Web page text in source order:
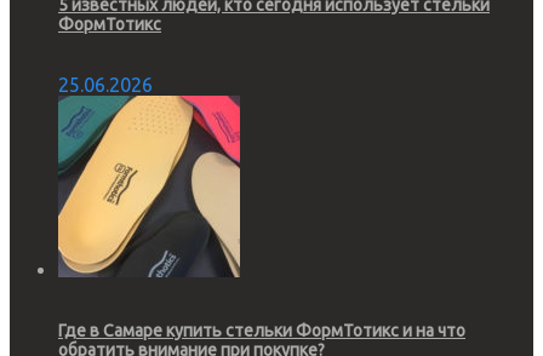
5 известных людей, кто сегодня использует стельки
ФормТотикс
25.06.2026
Где в Самаре купить стельки ФормТотикс и на что
обратить внимание при покупке?